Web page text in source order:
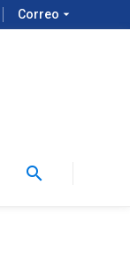
Correo arrow_drop_down
search